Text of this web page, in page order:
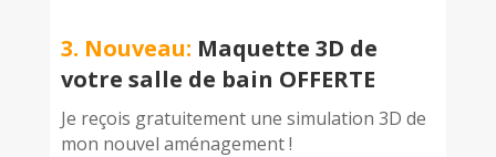
3. Nouveau: Maquette 3D de
votre salle de bain OFFERTE
Je reçois gratuitement une simulation 3D de
mon nouvel aménagement !